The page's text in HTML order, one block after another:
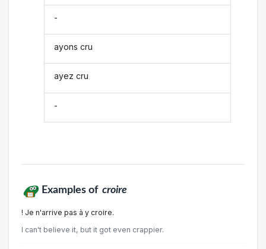
-
ayons cru
ayez cru
-
Examples of croire
! Je n'arrive pas à y croire.
I can't believe it, but it got even crappier.